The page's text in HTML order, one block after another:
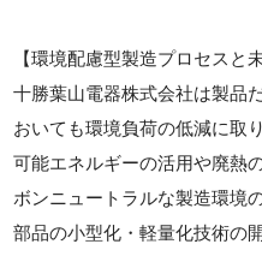
【環境配慮型製造プロセスと
十勝葉山電器株式会社は製品
おいても環境負荷の低減に取
可能エネルギーの活用や廃熱
ボンニュートラルな製造環境
部品の小型化・軽量化技術の